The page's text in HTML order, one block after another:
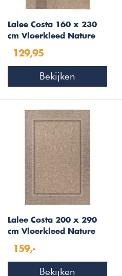
Lalee Costa 160 x 230
cm Vloerkleed Nature
129,95
Bekijken
Lalee Costa 200 x 290
cm Vloerkleed Nature
159,-
Bekijken